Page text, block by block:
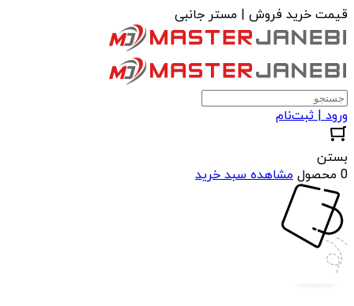
قیمت خرید فروش | مستر جانبی
ورود | ثبت‌نام
بستن
0 محصول
مشاهده سبد خرید